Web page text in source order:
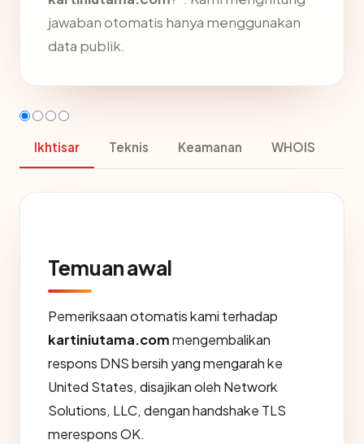
jawaban otomatis hanya menggunakan
data publik.
Ikhtisar Teknis Keamanan WHOIS
Temuan awal
Pemeriksaan otomatis kami terhadap
kartiniutama.commengembalikan
respons DNS bersih yang mengarah ke
United States, disajikan oleh Network
Solutions, LLC, dengan handshake TLS
merespons OK.